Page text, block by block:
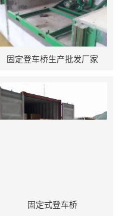
固定登车桥生产批发厂家
固定式登车桥